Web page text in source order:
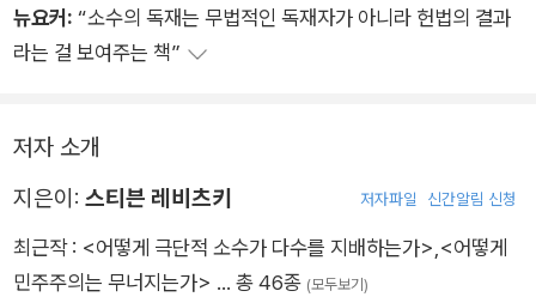
고 더 많은 책임을 떠안도록 만들어야 한다는 의미다. 결론적으
로 말해서 미국은 오랫동안 미뤄왔던 헌법적·선거적 개혁을 실행
주주의 세상에서 가장 수정이 힘든 헌법이다. 도널드 러츠 Donal
d Lutz가 헌법 수정 절차에 관한 비교 연구를 통해 31개 민주주
(호주와 스위스)를 큰 폭으로 따돌렸다. 미국에서 헌법을 수정하
기 위해서는 상원과 하원 모두에서 2/3의 승인을 받아야 할 뿐 아
니라, 3/4에 달하는 주들의 비준도 받아야 한다. 이러한 이유
로 미국은 세계적으로 대단히 낮은 수준의 헌법 수정률을 보인
뉴요커: “소수의 독재는 무법적인 독재자가 아니라 헌법의 결과
라는 걸 보여주는 책”
저자 소개
지은이: 스티븐 레비츠키 저자파일 신간알림 신청
최근작 : <어떻게 극단적 소수가 다수를 지배하는가>,<어떻게
민주주의는 무너지는가> … 총 46종 (모두보기)